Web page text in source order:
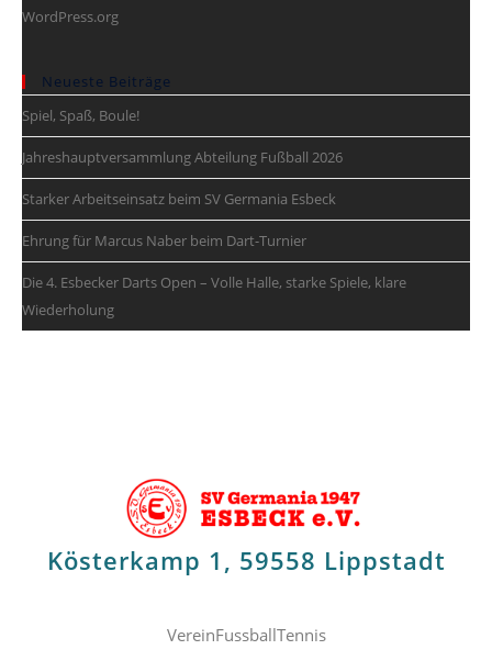
WordPress.org
Neueste Beiträge
Spiel, Spaß, Boule!
Jahreshauptversammlung Abteilung Fußball 2026
Starker Arbeitseinsatz beim SV Germania Esbeck
Ehrung für Marcus Naber beim Dart-Turnier
Die 4. Esbecker Darts Open – Volle Halle, starke Spiele, klare
Wiederholung
Kösterkamp 1, 59558 Lippstadt
VereinFussballTennis